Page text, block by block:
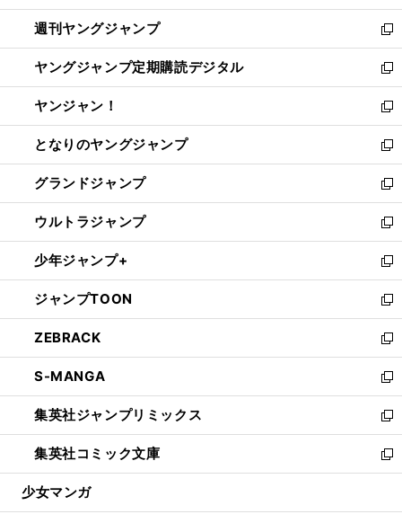
開
く
ウ
で
開
く
ン
ド
ウ
で
開
く
ウ
ィ
ン
ド
ウ
で
開
く
週刊ヤングジャンプ
新
し
い
ウ
ィ
ン
ド
ウ
で
開
く
ヤングジャンプ定期購読デジタル
新
し
い
ウ
ィ
ン
ド
ウ
で
開
く
ヤンジャン！
新
し
い
ウ
ィ
ン
ド
ウ
で
開
く
となりのヤングジャンプ
新
し
い
ウ
ィ
ン
ド
ウ
で
開
く
グランドジャンプ
新
し
い
ウ
ィ
ン
ド
ウ
で
開
く
ウルトラジャンプ
新
し
い
ウ
ィ
ン
ド
ウ
で
開
く
少年ジャンプ+
新
し
い
ウ
ィ
ン
ド
ウ
で
開
く
ジャンプTOON
新
し
い
ウ
ィ
ン
ド
ウ
で
開
ZEBRACK
新
し
い
ウ
ィ
ン
ド
ウ
開
S-MANGA
新
し
い
ウ
ィ
ン
ウ
集英社ジャンプリミックス
新
し
い
ウ
ン
集英社コミック文庫
新
し
ウ
少女マンガ